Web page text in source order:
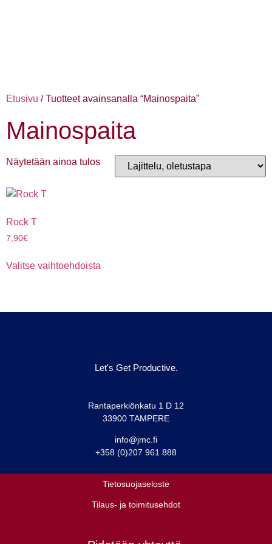
Etusivu / Tuotteet avainsanalla “Mainospaita”
Mainospaita
Näytetään ainoa tulos
Rock T
7,90€
Valitse vaihtoehdoista
Let's Get Productive.
Rantaperkiönkatu 1 D 12
33900 TAMPERE
info@jmc.fi
+358 (0)207 961 888
Tietosuojaseloste
Tilaus- ja toimitusehdot